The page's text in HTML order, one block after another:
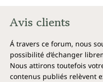
Avis clients
Á travers ce forum, nous
possibilité d’échanger
Nous attirons toutefois
contenus publiés relèvent